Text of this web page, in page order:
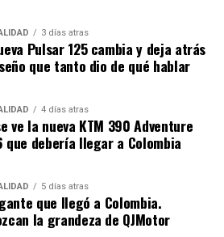
para combinar rendimiento y
de homologación, como
Öhlins, frenos Brembo, carrocería
entre otros.
“de kilometraje de entrega”
una pieza muy atractiva para
Según visordown, la estimación
entre£29,000 y £34,000.
3 días atras
Pulsar 125 cambia y deja atrás
que tanto dio de qué hablar
4 días atras
ve la nueva KTM 390 Adventure
que debería llegar a Colombia
5 días atras
que llegó a Colombia.
la grandeza de QJMotor